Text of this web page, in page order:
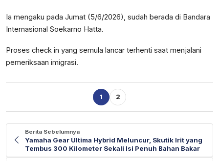
Ia mengaku pada Jumat (5/6/2026), sudah berada di Bandara
Internasional Soekarno Hatta.
Proses check in yang semula lancar terhenti saat menjalani
pemeriksaan imigrasi.
1 2
Berita Sebelumnya
Yamaha Gear Ultima Hybrid Meluncur, Skutik Irit yang
Tembus 300 Kilometer Sekali Isi Penuh Bahan Bakar